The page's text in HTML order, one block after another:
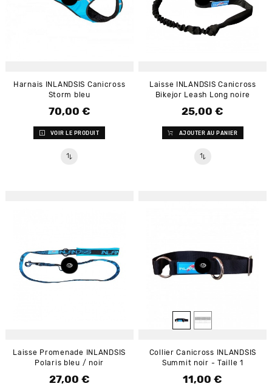
Harnais INLANDSIS Canicross
Storm bleu
Prix
70,00 €
VOIR LE PRODUIT
Laisse INLANDSIS Canicross
Bikejor Leash Long noire
Prix
25,00 €
AJOUTER AU PANIER
Laisse Promenade INLANDSIS
Polaris bleu / noir
Prix
27,00 €
Collier Canicross INLANDSIS
Summit noir - Taille 1
Prix
11,00 €